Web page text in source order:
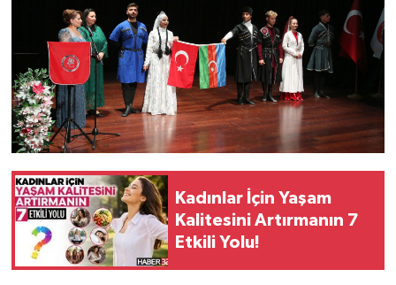
Kadınlar İçin Yaşam
Kalitesini Artırmanın 7
Etkili Yolu!
SAĞLIK
Spor
Tarihi Yapılarımız
Teknoloji
Türkiye
Yerel